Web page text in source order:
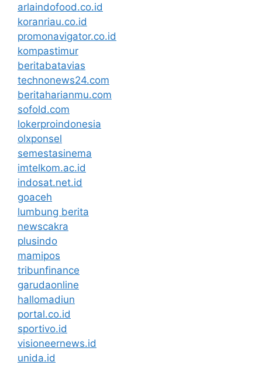
arlaindofood.co.id
koranriau.co.id
promonavigator.co.id
kompastimur
beritabatavias
technonews24.com
beritaharianmu.com
sofold.com
lokerproindonesia
olxponsel
semestasinema
imtelkom.ac.id
indosat.net.id
goaceh
lumbung berita
newscakra
plusindo
mamipos
tribunfinance
garudaonline
hallomadiun
portal.co.id
sportivo.id
visioneernews.id
unida.id